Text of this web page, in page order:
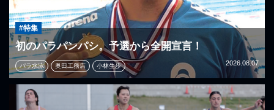
#特集
初のパラパンパシ。予選から全開宣言！
2026.08.07
パラ水泳 奥田工務店 小林生歩